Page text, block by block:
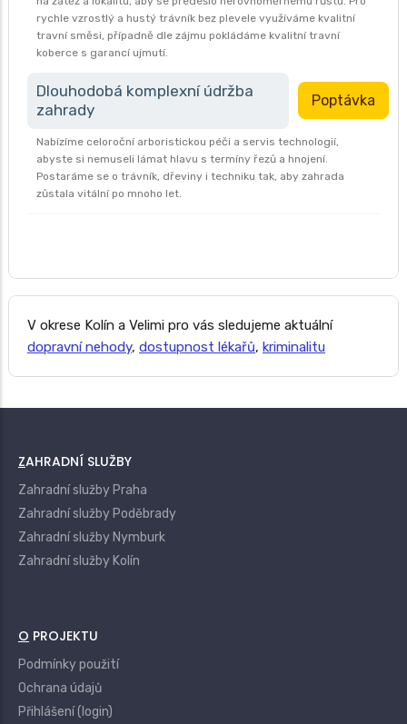
rychle vzrostlý a hustý trávník bez plevele využíváme kvalitní
travní směsi, případně dle zájmu pokládáme kvalitní travní
koberce s garancí ujmutí.
Dlouhodobá komplexní údržba
zahrady
Poptávka
Nabízíme celoroční arboristickou péči a servis technologií,
abyste si nemuseli lámat hlavu s termíny řezů a hnojení.
Postaráme se o trávník, dřeviny i techniku tak, aby zahrada
zůstala vitální po mnoho let.
V okrese Kolín a Velimi pro vás sledujeme aktuální
dopravní nehody, dostupnost lékařů, kriminalitu
ZAHRADNÍ SLUŽBY
Zahradní služby Praha
Zahradní služby Poděbrady
Zahradní služby Nymburk
Zahradní služby Kolín
O PROJEKTU
Podmínky použití
Ochrana údajů
Přihlášení (login)